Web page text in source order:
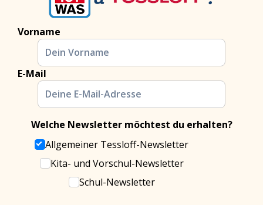
Vorname
E-Mail
Welche Newsletter möchtest du erhalten?
Allgemeiner Tessloff-Newsletter
Kita- und Vorschul-Newsletter
Schul-Newsletter